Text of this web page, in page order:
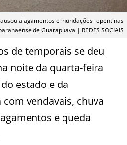
alagamentos e inundações repentinas
de Guarapuava | REDES SOCIAIS
de temporais se deu
noite da quarta-feira
estado e da
vendavais, chuva
e queda